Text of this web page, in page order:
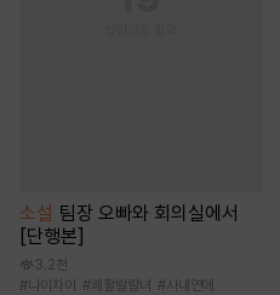
소설 팀장 오빠와 회의실에서
[단행본]
3.2천
#나이차이 #쾌활발랄녀 #사내연애